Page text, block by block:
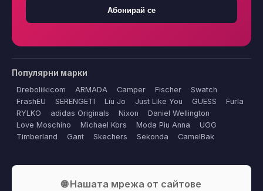
Абонирай се
Популярни марки
Dreboliikicom ARMADA Camper Fischer
Swatch
FrashEU
SERENGETI Liu Jo Just Like You GUESS
Furla
RYLKO
adidas Originals Nixon
Daniel Wellington
Love Moschino
Michael Kors Moda Piu Anna
UGG
Timberland
Gant Skechers Sekonda CamelBak
🌐 Нашата мрежа от сайтове